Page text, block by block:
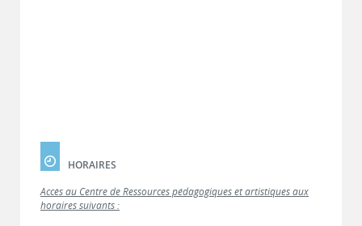
HORAIRES
Accès au Centre de Ressources pédagogiques et artistiques aux
horaires suivants :